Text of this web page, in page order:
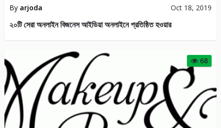
By arjoda Oct 18, 2019
২০টি সেরা অনলাইন বিজনেস আইডিয়া অনলাইনে প্রতিষ্ঠিত হওয়ার
68